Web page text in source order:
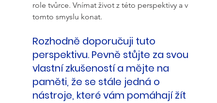
role tvůrce. Vnímat život z této perspektivy a v
tomto smyslu konat.
Rozhodně doporučuji tuto
perspektivu. Pevně stůjte za svou
vlastní zkušeností a mějte na
paměti, že se stále jedná o
nástroje, které vám pomáhají žít